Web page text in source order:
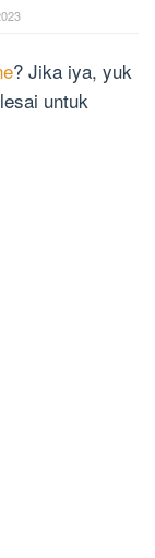
? Jika iya, yuk
untuk